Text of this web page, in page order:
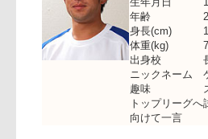
選手名
フリガナ
ポジション
生年月日
年齢
身長(cm)